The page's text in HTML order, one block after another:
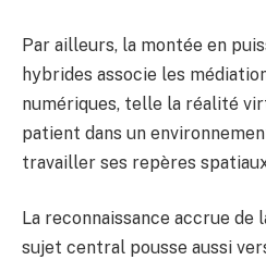
Par ailleurs, la montée en
hybrides associe les
numériques, telle la réalité
patient dans un
travailler ses repères
La reconnaissance accrue de
sujet central pousse aussi